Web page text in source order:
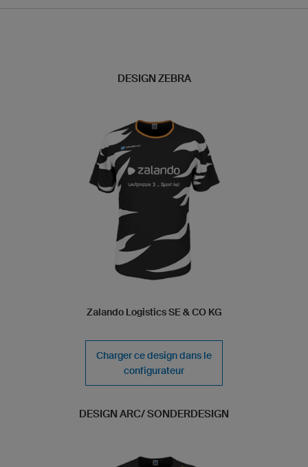
DESIGN ZEBRA
Zalando Logistics SE & CO KG
Charger ce design dans le
configurateur
DESIGN ARC/ SONDERDESIGN